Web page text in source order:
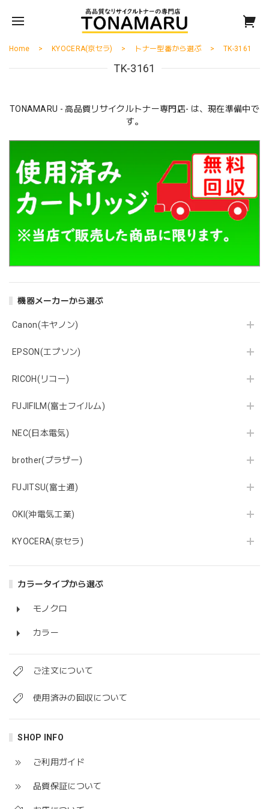
機器メーカーから選ぶ
Canon(キヤノン)
EPSON(エプソン)
RICOH(リコー)
FUJIFILM(富士フイルム)
NEC(日本電気)
brother(ブラザー)
FUJITSU(富士通)
OKI(沖電気工業)
KYOCERA(京セラ)
カラータイプから選ぶ
モノクロ
カラー
ご注文について
使用済みの回収について
SHOP INFO
ご利用ガイド
品質保証について
Home KYOCERA(京セラ) トナー型番から選ぶ TK-3161
TK-3161
TONAMARU - 高品質リサイクルトナー専門店- は、現在準備中で
す。